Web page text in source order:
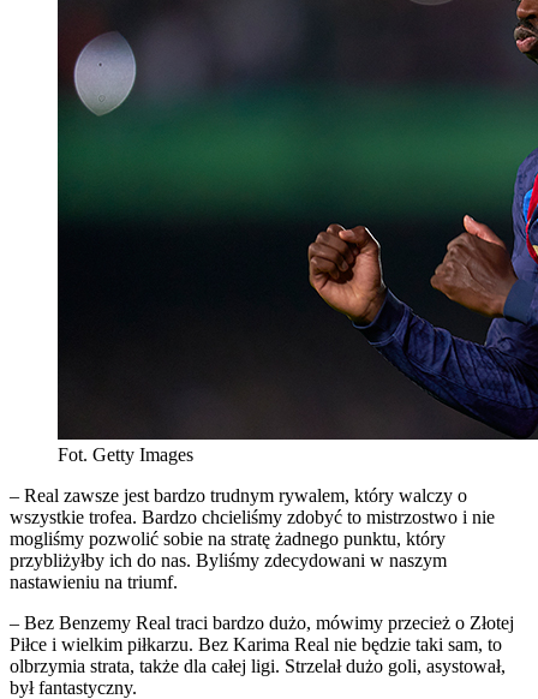
Fot. Getty Images
– Real zawsze jest bardzo trudnym rywalem, który walczy o
wszystkie trofea. Bardzo chcieliśmy zdobyć to mistrzostwo i nie
mogliśmy pozwolić sobie na stratę żadnego punktu, który
przybliżyłby ich do nas. Byliśmy zdecydowani w naszym
nastawieniu na triumf.
– Bez Benzemy Real traci bardzo dużo, mówimy przecież o Złotej
Piłce i wielkim piłkarzu. Bez Karima Real nie będzie taki sam, to
olbrzymia strata, także dla całej ligi. Strzelał dużo goli, asystował,
był fantastyczny.